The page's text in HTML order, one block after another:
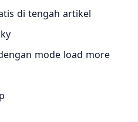
di tengah artikel
mode load more